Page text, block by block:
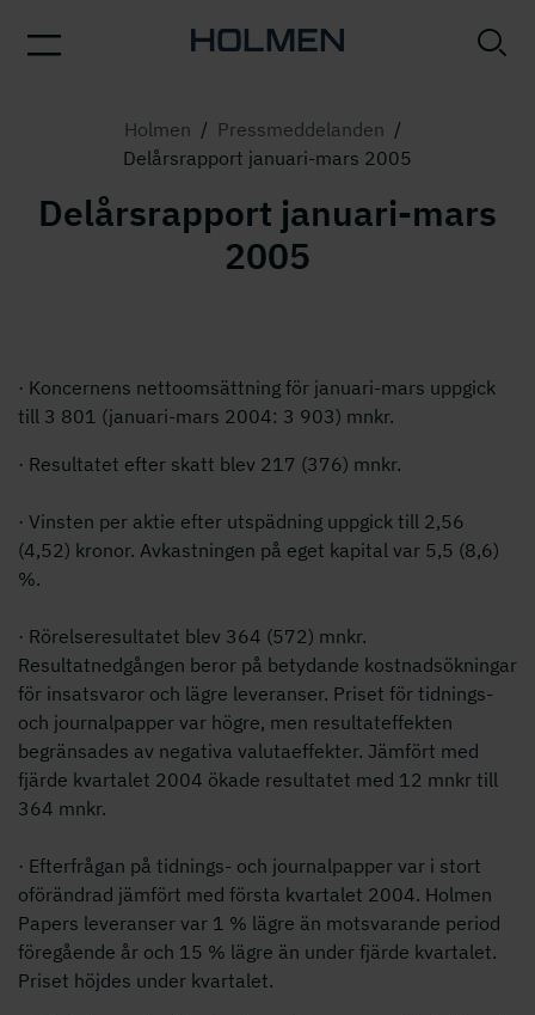
Holmen / Pressmeddelanden /
Delårsrapport januari-mars 2005
Delårsrapport januari-mars
2005
· Koncernens nettoomsättning för januari-mars uppgick
till 3 801 (januari-mars 2004: 3 903) mnkr.
· Resultatet efter skatt blev 217 (376) mnkr.
· Vinsten per aktie efter utspädning uppgick till 2,56
(4,52) kronor. Avkastningen på eget kapital var 5,5 (8,6)
%.
· Rörelseresultatet blev 364 (572) mnkr.
Resultatnedgången beror på betydande kostnadsökningar
för insatsvaror och lägre leveranser. Priset för tidnings-
och journalpapper var högre, men resultateffekten
begränsades av negativa valutaeffekter. Jämfört med
fjärde kvartalet 2004 ökade resultatet med 12 mnkr till
364 mnkr.
· Efterfrågan på tidnings- och journalpapper var i stort
oförändrad jämfört med första kvartalet 2004. Holmen
Papers leveranser var 1 % lägre än motsvarande period
föregående år och 15 % lägre än under fjärde kvartalet.
Priset höjdes under kvartalet.